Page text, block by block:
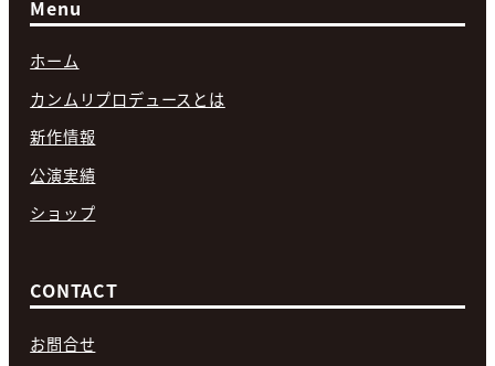
Menu
ホーム
カンムリプロデュースとは
新作情報
公演実績
ショップ
CONTACT
お問合せ